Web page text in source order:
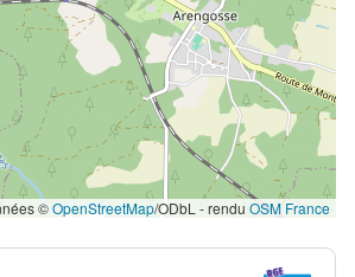
©OpenStreetMap/ODbL - rendu OSM France